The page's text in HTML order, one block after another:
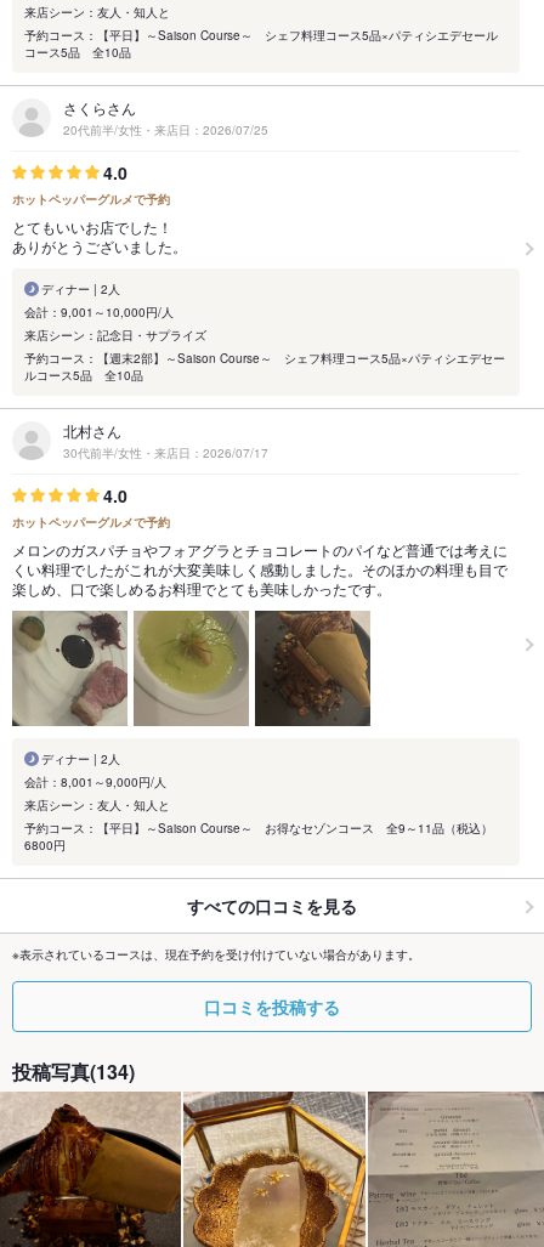
来店シーン：友人・知人と
予約コース：【平日】～Saison Course～ シェフ料理コース5品×パティシエデセール
コース5品 全10品
さくらさん
20代前半/女性・来店日：2026/07/25
4.0
ホットペッパーグルメで予約
とてもいいお店でした！
ありがとうございました。
ディナー | 2人
会計：9,001～10,000円/人
来店シーン：記念日・サプライズ
予約コース：【週末2部】～Saison Course～ シェフ料理コース5品×パティシエデセー
ルコース5品 全10品
北村さん
30代前半/女性・来店日：2026/07/17
4.0
ホットペッパーグルメで予約
メロンのガスパチョやフォアグラとチョコレートのパイなど普通では考えに
くい料理でしたがこれが大変美味しく感動しました。そのほかの料理も目で
楽しめ、口で楽しめるお料理でとても美味しかったです。
ディナー | 2人
会計：8,001～9,000円/人
来店シーン：友人・知人と
予約コース：【平日】～Saison Course～ お得なセゾンコース 全9～11品（税込）
6800円
すべての口コミを見る
※表示されているコースは、現在予約を受け付けていない場合があります。
口コミを投稿する
投稿写真(134)